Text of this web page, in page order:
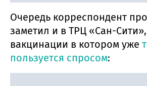
Очередь корреспондент
заметил и в ТРЦ «Сан-
вакцинации в котором уже
пользуется спросом: